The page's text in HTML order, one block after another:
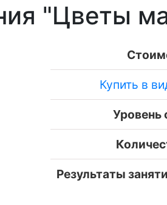
"Цветы
Купить в
Уровень
Результаты